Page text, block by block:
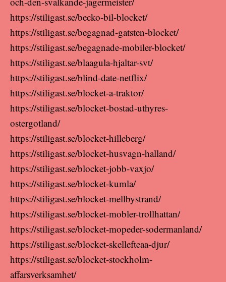
https://stiligast.se/becko-bil-blocket/
https://stiligast.se/begagnad-gatsten-blocket/
https://stiligast.se/begagnade-mobiler-blocket/
https://stiligast.se/blaagula-hjaltar-svt/
https://stiligast.se/blind-date-netflix/
https://stiligast.se/blocket-a-traktor/
https://stiligast.se/blocket-bostad-uthyres-
ostergotland/
https://stiligast.se/blocket-hilleberg/
https://stiligast.se/blocket-husvagn-halland/
https://stiligast.se/blocket-jobb-vaxjo/
https://stiligast.se/blocket-kumla/
https://stiligast.se/blocket-mellbystrand/
https://stiligast.se/blocket-mobler-trollhattan/
https://stiligast.se/blocket-mopeder-sodermanland/
https://stiligast.se/blocket-skellefteaa-djur/
https://stiligast.se/blocket-stockholm-
affarsverksamhet/